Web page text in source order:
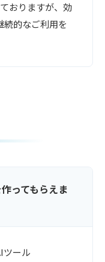
おりますが、効
的なご利用を
ってもらえま
ツール